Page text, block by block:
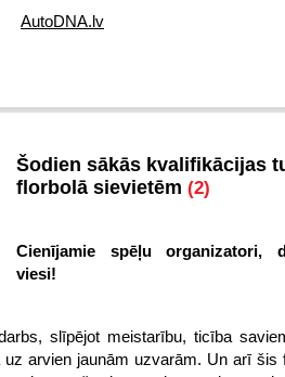
AutoDNA.lv
Šodien sākās kvalifikācijas
florbolā sievietēm (2)
Cienījamie spēļu organizatori,
viesi!
slīpējot meistarību, ticība
arvien jaunām uzvarām. Un arī šis